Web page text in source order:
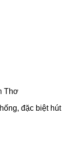
Thơ
đặc biệt